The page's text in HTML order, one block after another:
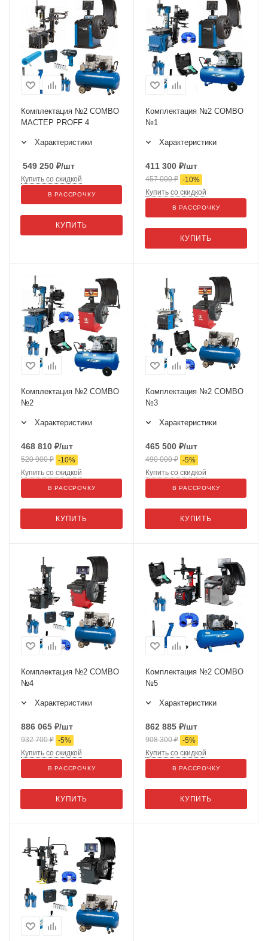
Комплектация №2 COMBO
МАСТЕР PROFF 4
Характеристики
549 250 ₽/шт
КУПИТЬ
Купить со скидкой
В РАССРОЧКУ
Комплектация №2 COMBO
№1
Характеристики
411 300 ₽/шт
457 000₽ -10%
КУПИТЬ
Купить со скидкой
В РАССРОЧКУ
Комплектация №2 COMBO
№2
Характеристики
468 810 ₽/шт
520 900₽ -10%
КУПИТЬ
Купить со скидкой
В РАССРОЧКУ
Комплектация №2 COMBO
№3
Характеристики
465 500 ₽/шт
490 000₽ -5%
КУПИТЬ
Купить со скидкой
В РАССРОЧКУ
Комплектация №2 COMBO
№4
Характеристики
886 065 ₽/шт
932 700₽ -5%
КУПИТЬ
Купить со скидкой
В РАССРОЧКУ
Комплектация №2 COMBO
№5
Характеристики
862 885 ₽/шт
908 300₽ -5%
КУПИТЬ
Купить со скидкой
В РАССРОЧКУ